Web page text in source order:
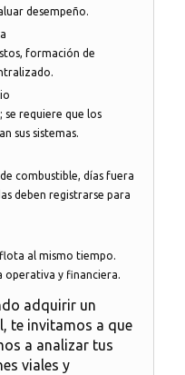
desempeño.
formación de
se requiere que los
sus sistemas.
combustible, días fuera
deben registrarse para
al mismo tiempo.
operativa y financiera.
adquirir un
, te invitamos a que
a analizar tus
viales y